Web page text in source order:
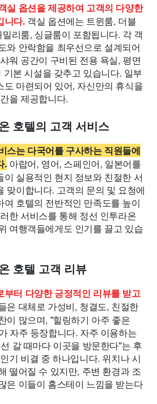
실 옵션을 제공하여 고객의 다양한
니다. 객실 옵션에는 트윈룸, 더블
리룸, 싱글룸이 포함됩니다. 각 객
와 안락함을 최우선으로 설계되어
워 공간이 구비된 전용 욕실, 평면
기본 시설을 갖추고 있습니다. 일부
도 마련되어 있어, 자신만의 휴식을
을 제공합니다.
호텔의 고객 서비스
스는 다국어를 구사하는 직원들에
. 아랍어, 영어, 스페인어, 일본어를
이 실용적인 현지 정보와 친절한 서
맞이합니다. 고객의 문의 및 요청에
여 호텔의 전반적인 만족도를 높이
한 서비스를 통해 정선 인투라온
여행객들에게도 인기를 끌고 있습
호텔 고객 리뷰
부터 다양한 긍정적인 리뷰를 받고
은 대체로 가성비, 청결도, 친절한
이 많으며, "힐링하기 아주 좋은
자주 등장합니다. 자주 이용하는
갈 때마다 이곳을 방문한다"는 후
기 비결 중 하나입니다. 위치나 시
떨어질 수 있지만, 주변 환경과 조
은 이들이 홈스테이 느낌을 받는다